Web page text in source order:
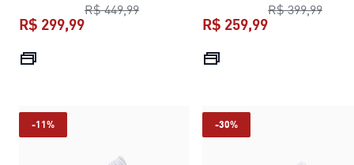
R$ 449,99preço original R$ 449,99
R$ 299,99
preço atual R$ 299,99
R$ 399,99
R$ 259,99
-11% -30%